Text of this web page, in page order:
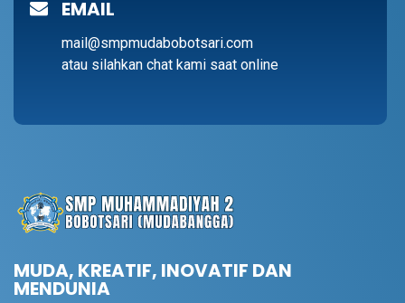
EMAIL
mail@smpmudabobotsari.com
atau silahkan chat kami saat online
MUDA, KREATIF, INOVATIF DAN
MENDUNIA